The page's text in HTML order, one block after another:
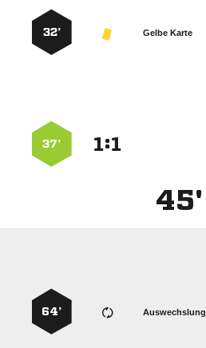
Gelbe Karte
32’
:
37’
45'
Auswechslung
64’